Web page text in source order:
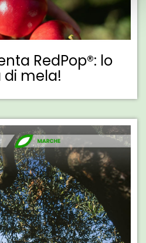
RedPop®: lo
mela!